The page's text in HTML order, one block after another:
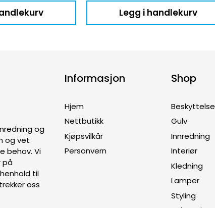
Legg i handlekurv
og
og vet
behov. Vi
på
til
oss
Informasjon
Hjem
Nettbutikk
Kjøpsvilkår
Personvern
Shop
Beskyttelse
Gulv
Innredning
Interiør
Kledning
Lamper
Styling